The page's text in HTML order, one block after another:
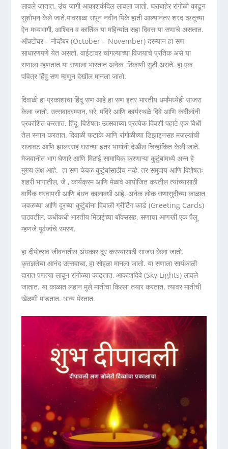
लावले जातात. उंच जागी आकाशकंदिल लावला जातो. घराबाहेर रांगोळी काढून
सुशोभन केले जाते.पावसाळा संपून नवीन पिके हाती आल्यानंतर शरद ऋतूच्या
ऐन मध्यभागी, आश्विन व कार्तिक या महिन्यांत सहा दिवस या सणाचे असतात.
ऑक्टोबर – नोव्हेंबर (October – November) दरम्यान हा सण
साधारणपणे येत असतो. वाईटावर चांगल्‍याच्‍या विजयाचे प्रतिक असे या
सणाला म्हणतात या सणाला भारतात अनेक ठिकाणी सुटी असते. हा एक
पवित्र हिंदु सण म्हणून देखील मानला जातो.
दिवाळी हा प्रकाशाचा हिंदू सण आहे हा सण इतर भारतीय धर्मांमध्येही साजरा
केला जातो. उत्सवादरम्यान, घरे, मंदिरे आणि कार्यस्थळे दिवे आणि कंदीलांनी
प्रकाशित करतात. हिंदू, विशेषतः,उत्सवाच्या प्रत्येक दिवशी पहाटे एक विधी
तेल स्नान करतात. दिवाळी फटाके आणि रांगोळीच्या डिझाइनसह मजल्यांची
सजावट आणि झालरसह घराच्या इतर भागांनी देखील चिन्हांकित केली जाते.
मेजवानीत भाग घेणारे आणि मिठाई सामायिक करणाऱ्या कुटुंबांमध्ये अन्न हे
मुख्य लक्ष आहे. हा सण केवळ कुटुंबांसाठीच नव्हे, तर समुदाय आणि विशेषतः
शहरी भागातील, जे , कार्यक्रम आणि मेळावे आयोजित करतील त्यांच्यासाठी
वार्षिक घरवापसी आणि बंधन कालावधी आहे. अनेक लोक सणासुदीच्या काळात
जवळच्या आणि दूरच्या कुटुंबांना दिवाळी ग्रीटिंग कार्ड (Greeting Cards)
पाठवतील, कधीकधी भारतीय मिठाईच्या बॉक्ससह. सणाचा आणखी एक पैलू
म्हणजे पूर्वजांचे स्मरण.
हा दीपोत्सव जीवनातील अंधकार दूर करण्यासाठी साजरा केला जातो.
कृतज्ञतेचा आनंद उत्सवाचा, हा सोहळा मानला जातो. या सणाला सायंकाळी
दारात पणत्या लावून रांगोळ्या काढतात, आकाशदिवे (Sky Lights) लावले
जातात. या काळात लहान मुले मातीचा किल्ला तयार करतात. त्यावर मातीची
खेळणी मांडतात. धान्य पेरतात.